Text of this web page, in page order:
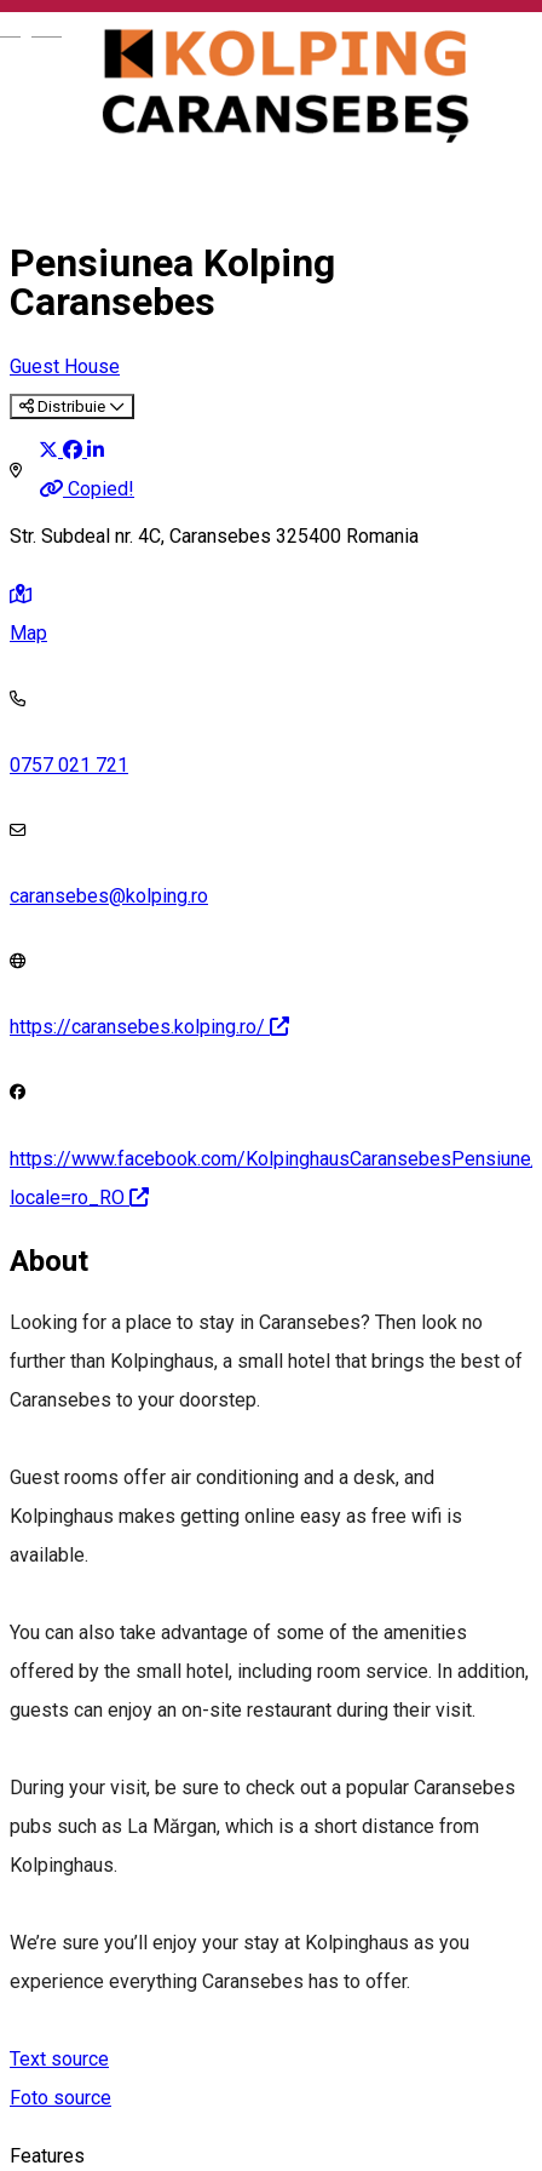
Pensiunea Kolping
Caransebes
Guest House
Distribuie
Copied!
Str. Subdeal nr. 4C, Caransebes 325400 Romania
Map
0757 021 721
caransebes@kolping.ro
https://caransebes.kolping.ro/
https://www.facebook.com/
locale=ro_RO
About
Looking for a place to stay in Caransebes? Then look no
further than Kolpinghaus, a small hotel that brings the best of
Caransebes to your doorstep.
Guest rooms offer air conditioning and a desk, and
Kolpinghaus makes getting online easy as free wifi is
available.
You can also take advantage of some of the amenities
offered by the small hotel, including room service. In addition,
guests can enjoy an on-site restaurant during their visit.
During your visit, be sure to check out a popular Caransebes
pubs such as La Mărgan, which is a short distance from
Kolpinghaus.
We’re sure you’ll enjoy your stay at Kolpinghaus as you
experience everything Caransebes has to offer.
Text source
Foto source
Features